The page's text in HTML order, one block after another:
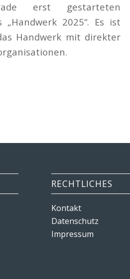
erst gestarteten
2025“. Es ist
Handwerk mit direkter
RECHTLICHES
Kontakt
Datenschutz
Impressum